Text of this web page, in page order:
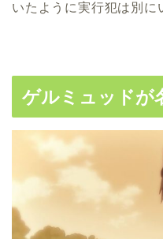
いたように実行犯は別に
ゲルミュッドが